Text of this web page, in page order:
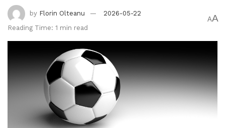
by Florin Olteanu
2026-05-22
Reading Time: 1 min read
AA